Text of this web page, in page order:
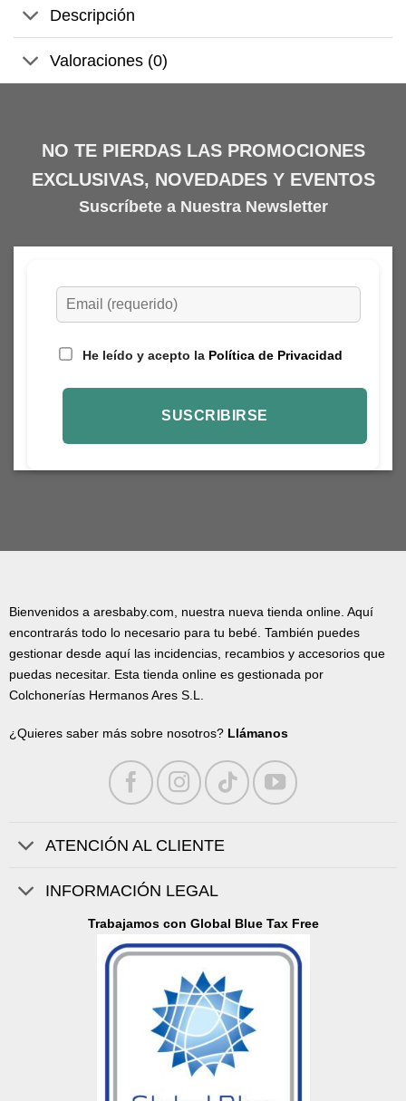
Descripción
Valoraciones (0)
NO TE PIERDAS LAS PROMOCIONES
EXCLUSIVAS, NOVEDADES Y EVENTOS
Suscríbete a Nuestra Newsletter
He leído y acepto la Política de Privacidad
Bienvenidos a aresbaby.com, nuestra nueva tienda online. Aquí
encontrarás todo lo necesario para tu bebé. También puedes
gestionar desde aquí las incidencias, recambios y accesorios que
puedas necesitar. Esta tienda online es gestionada por
Colchonerías Hermanos Ares S.L.
¿Quieres saber más sobre nosotros? Llámanos
ATENCIÓN AL CLIENTE
INFORMACIÓN LEGAL
Trabajamos con Global Blue Tax Free